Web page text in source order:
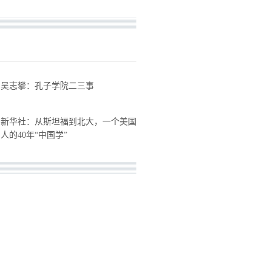
吴志攀：孔子学院二三事
新华社：从斯坦福到北大，一个美国
人的40年“中国学”